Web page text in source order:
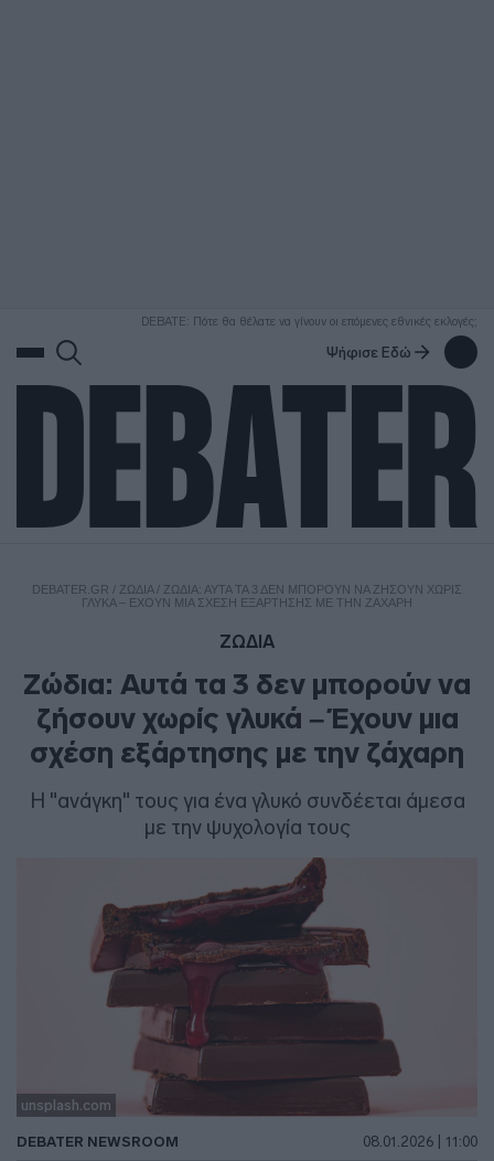
DEBATE: Πότε θα θέλατε να γίνουν οι επόμενες εθνικές εκλογές;
Ψήφισε Εδώ
DEBATER.GR / ΖΩΔΙΑ/ ΖΏΔΙΑ: ΑΥΤΆ ΤΑ 3 ΔΕΝ ΜΠΟΡΟΎΝ ΝΑ ΖΉΣΟΥΝ ΧΩΡΊΣ
ΓΛΥΚΆ – ΈΧΟΥΝ ΜΙΑ ΣΧΈΣΗ ΕΞΆΡΤΗΣΗΣ ΜΕ ΤΗΝ ΖΆΧΑΡΗ
ΖΩΔΙΑ
Ζώδια: Αυτά τα 3 δεν μπορούν να
ζήσουν χωρίς γλυκά – Έχουν μια
σχέση εξάρτησης με την ζάχαρη
Η "ανάγκη" τους για ένα γλυκό συνδέεται άμεσα
με την ψυχολογία τους
unsplash.com
DEBATER NEWSROOM 08.01.2026 | 11:00